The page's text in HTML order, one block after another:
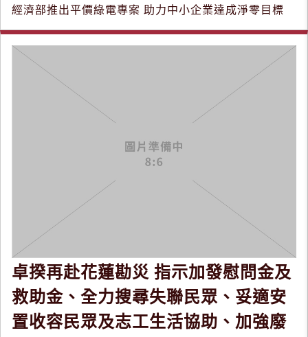
經濟部推出平價綠電專案 助力中小企業達成淨零目標
卓揆再赴花蓮勘災 指示加發慰問金及
救助金、全力搜尋失聯民眾、妥適安
置收容民眾及志工生活協助、加強廢